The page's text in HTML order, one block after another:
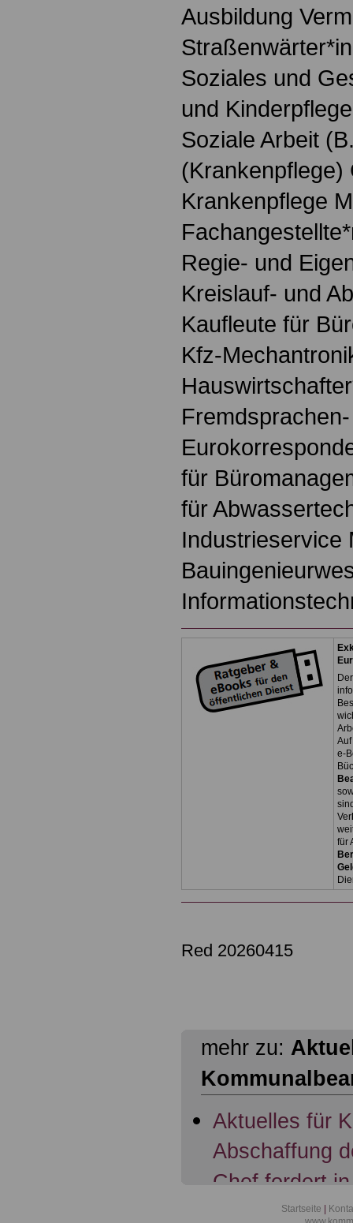
Ausbildung
Soziales und
und
Soziale Arbeit
(Krankenpflege)
Krankenpflege
Regie- und
Kreislauf- und
Kaufleute für
Kfz-
Fremdsprachen-
für
für
Industrieservice
e-
Ver
für
Red 20260415
mehr zu:
Aktuelles für
Abschaffung
Chef fordert
Übertragung
Startseite